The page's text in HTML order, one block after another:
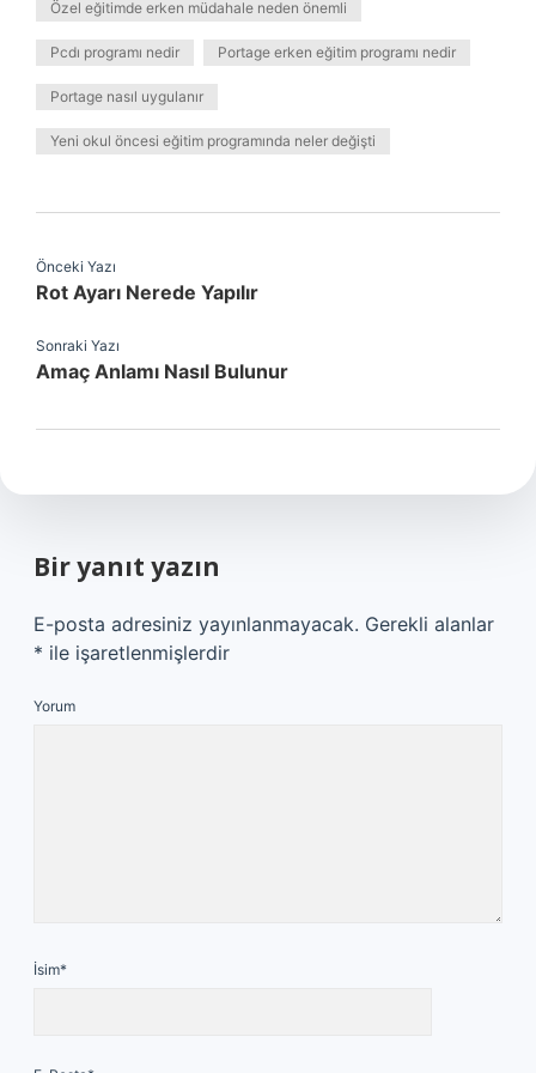
Özel eğitimde erken müdahale neden önemli
Pcdı programı nedir Portage erken eğitim programı nedir
Portage nasıl uygulanır
Yeni okul öncesi eğitim programında neler değişti
Önceki Yazı
Rot Ayarı Nerede Yapılır
Sonraki Yazı
Amaç Anlamı Nasıl Bulunur
Bir yanıt yazın
E-posta adresiniz yayınlanmayacak. Gerekli alanlar
* ile işaretlenmişlerdir
Yorum
İsim*